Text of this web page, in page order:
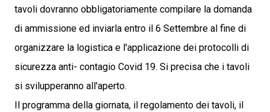
tavoli dovranno obbligatoriamente compilare la domanda
di ammissione ed inviarla entro il 6 Settembre al fine di
organizzare la logistica e l'applicazione dei protocolli di
sicurezza anti- contagio Covid 19. Si precisa che i tavoli
si svilupperanno all'aperto.
Il programma della giornata, il regolamento dei tavoli, il